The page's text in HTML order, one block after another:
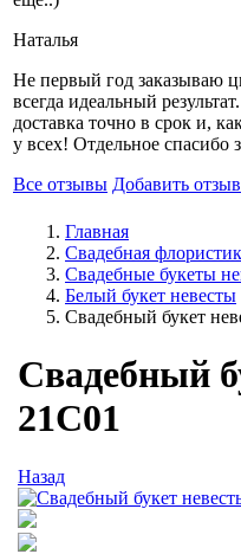
Наталья
Не первый год заказываю
всегда идеальный
доставка точно в срок и,
у всех! Отдельное спасибо
Все отзывы Добавить отзыв
Главная
Свадебная
Свадебные букеты
Белый букет невесты
Свадебный букет
Свадебный
21С01
Назад